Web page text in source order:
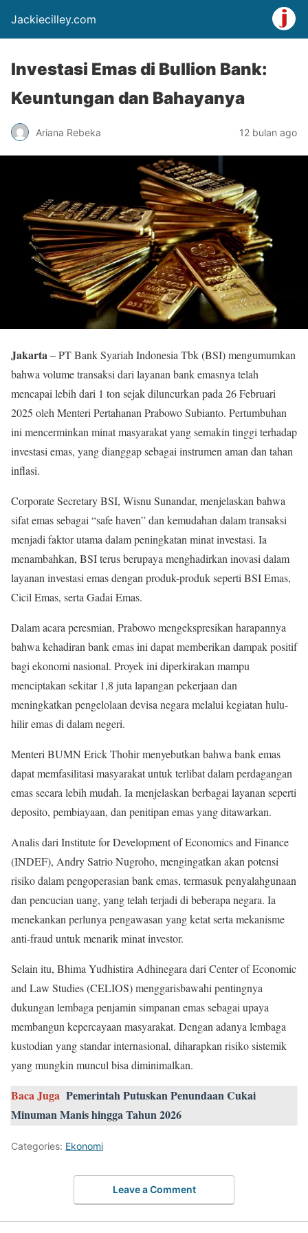
Jackiecilley.com
Investasi Emas di Bullion Bank:
Keuntungan dan Bahayanya
Ariana Rebeka 12 bulan ago
Jakarta– PT Bank Syariah Indonesia Tbk (BSI) mengumumkan
bahwa volume transaksi dari layanan bank emasnya telah
mencapai lebih dari 1 ton sejak diluncurkan pada 26 Februari
2025 oleh Menteri Pertahanan Prabowo Subianto. Pertumbuhan
ini mencerminkan minat masyarakat yang semakin tinggi terhadap
investasi emas, yang dianggap sebagai instrumen aman dan tahan
inflasi.
Corporate Secretary BSI, Wisnu Sunandar, menjelaskan bahwa
sifat emas sebagai “safe haven” dan kemudahan dalam transaksi
menjadi faktor utama dalam peningkatan minat investasi. Ia
menambahkan, BSI terus berupaya menghadirkan inovasi dalam
layanan investasi emas dengan produk-produk seperti BSI Emas,
Cicil Emas, serta Gadai Emas.
Dalam acara peresmian, Prabowo mengekspresikan harapannya
bahwa kehadiran bank emas ini dapat memberikan dampak positif
bagi ekonomi nasional. Proyek ini diperkirakan mampu
menciptakan sekitar 1,8 juta lapangan pekerjaan dan
meningkatkan pengelolaan devisa negara melalui kegiatan hulu-
hilir emas di dalam negeri.
Menteri BUMN Erick Thohir menyebutkan bahwa bank emas
dapat memfasilitasi masyarakat untuk terlibat dalam perdagangan
emas secara lebih mudah. Ia menjelaskan berbagai layanan seperti
deposito, pembiayaan, dan penitipan emas yang ditawarkan.
Analis dari Institute for Development of Economics and Finance
(INDEF), Andry Satrio Nugroho, mengingatkan akan potensi
risiko dalam pengoperasian bank emas, termasuk penyalahgunaan
dan pencucian uang, yang telah terjadi di beberapa negara. Ia
menekankan perlunya pengawasan yang ketat serta mekanisme
anti-fraud untuk menarik minat investor.
Selain itu, Bhima Yudhistira Adhinegara dari Center of Economic
and Law Studies (CELIOS) menggarisbawahi pentingnya
dukungan lembaga penjamin simpanan emas sebagai upaya
membangun kepercayaan masyarakat. Dengan adanya lembaga
kustodian yang standar internasional, diharapkan risiko sistemik
yang mungkin muncul bisa diminimalkan.
Baca Juga Pemerintah Putuskan Penundaan Cukai
Minuman Manis hingga Tahun 2026
Categories: Ekonomi
Leave a Comment